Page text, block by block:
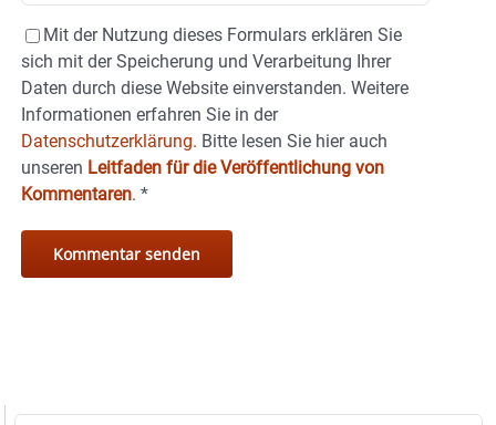
Mit der Nutzung dieses Formulars erklären Sie
sich mit der Speicherung und Verarbeitung Ihrer
Daten durch diese Website einverstanden. Weitere
Informationen erfahren Sie in der
Datenschutzerklärung. Bitte lesen Sie hier auch
unseren Leitfaden für die Veröffentlichung von
Kommentaren. *